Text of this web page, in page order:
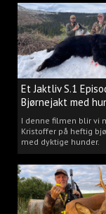
Et Jaktliv S.1
Bjørnejakt med
I denne filmen blir vi
Kristoffer på heftig
med dyktige hunder.